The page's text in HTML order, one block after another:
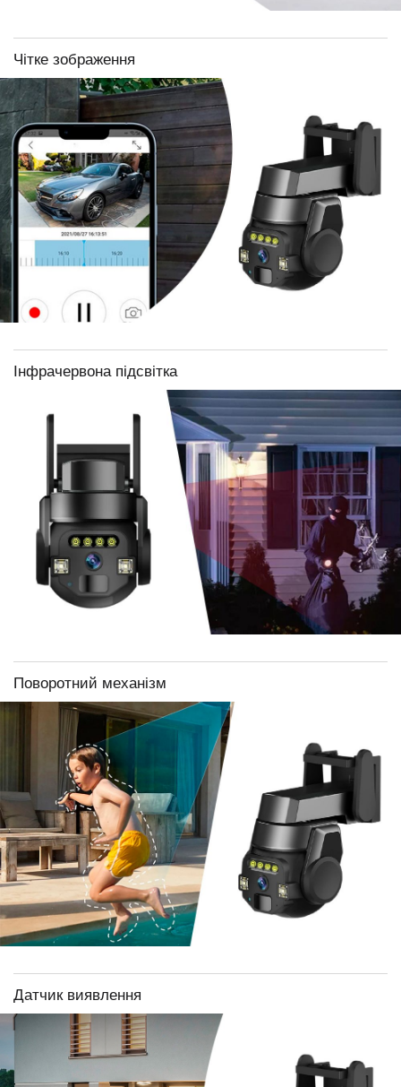
Чітке зображення
Інфрачервона підсвітка
Поворотний механізм
Датчик виявлення